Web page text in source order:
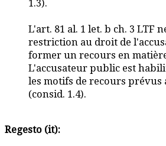
1.3).
L'art. 81 al. 1 let. b ch. 3 LTF
restriction au droit de
former un recours en
L'accusateur public est
les motifs de recours prévus
(consid. 1.4).
Regesto (it):